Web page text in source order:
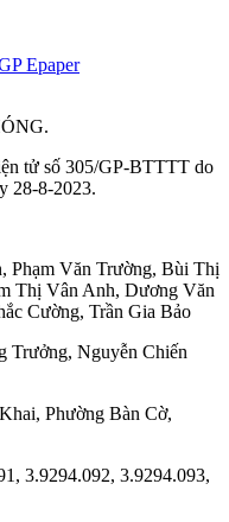
Epaper
tử số 305/GP-BTTTT do
28-8-2023.
, Phạm Văn Trường, Bùi Thị
Thị Vân Anh, Dương Văn
Cường, Trần Gia Bảo
Trưởng, Nguyễn Chiến
Phường Bàn Cờ,
3.9294.092, 3.9294.093,